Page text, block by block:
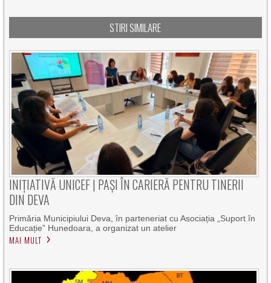
STIRI SIMILARE
INIȚIATIVĂ UNICEF | PAȘI ÎN CARIERĂ PENTRU TINERII
DIN DEVA
Primăria Municipiului Deva, în parteneriat cu Asociația „Suport în
Educație” Hunedoara, a organizat un atelier
MAI MULT